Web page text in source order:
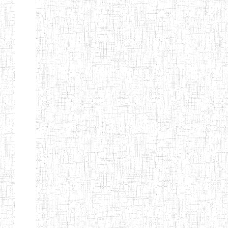
Messages:
6726
Total
Sections:
Today
Open:
Today
Total
Answer:
Total